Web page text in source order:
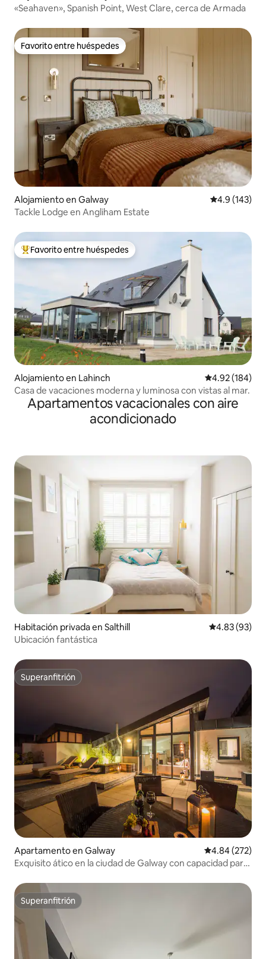
«Seahaven», Spanish Point, West Clare, cerca de Armada
Favorito entre huéspedes
Favorito entre huéspedes
Alojamiento en Galway Calificación
4.9 (143)
Tackle Lodge en Angliham Estate
Favorito entre huéspedes preferido
Favorito entre huéspedes
Alojamiento en Lahinch Calificación
4.92 (184)
Casa de vacaciones moderna y luminosa con vistas al mar.
Apartamentos vacacionales con aire
acondicionado
Habitación privada en Salthill Calificación
4.83 (93)
Ubicación fantástica
Superanfitrión
Superanfitrión
Apartamento en Galway Calificación
4.84 (272)
Exquisito ático en la ciudad de Galway con capacidad para
Superanfitrión
Superanfitrión